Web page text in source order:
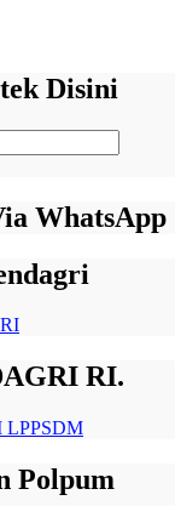
Disini
WhatsApp
RI.
Polpum